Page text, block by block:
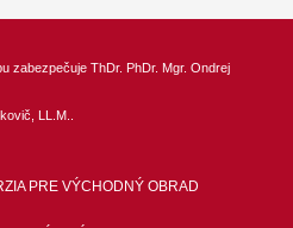
zabezpečuje ThDr. PhDr. Mgr. Ondrej
LL.M.
PRE VÝCHODNÝ OBRAD